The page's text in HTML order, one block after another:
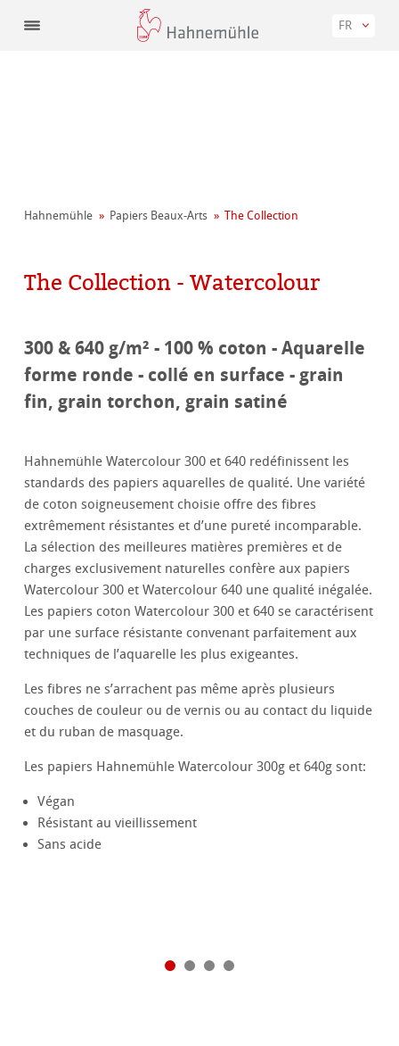
FR
Hahnemühle Papiers Beaux-Arts The Collection
The Collection - Watercolour
300 & 640 g/m² - 100 % coton - Aquarelle
forme ronde - collé en surface - grain
fin, grain torchon, grain satiné
Hahnemühle Watercolour 300 et 640 redéfinissent les
standards des papiers aquarelles de qualité. Une variété
de coton soigneusement choisie offre des fibres
extrêmement résistantes et d’une pureté incomparable.
La sélection des meilleures matières premières et de
charges exclusivement naturelles confère aux papiers
Watercolour 300 et Watercolour 640 une qualité inégalée.
Les papiers coton Watercolour 300 et 640 se caractérisent
par une surface résistante convenant parfaitement aux
techniques de l’aquarelle les plus exigeantes.
Les fibres ne s’arrachent pas même après plusieurs
couches de couleur ou de vernis ou au contact du liquide
et du ruban de masquage.
Les papiers Hahnemühle Watercolour 300g et 640g sont:
Végan
Résistant au vieillissement
Sans acide